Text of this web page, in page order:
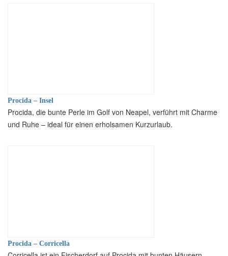
Procida – Insel
Procida, die bunte Perle im Golf von Neapel, verführt mit Charme
und Ruhe – ideal für einen erholsamen Kurzurlaub.
Procida – Corricella